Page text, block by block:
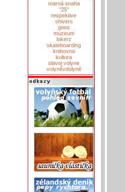
marná snaha
"25"
respektive
shivers
goos
muzeum
bikerz
skateboarding
knihovna
kultura
slavoj volyne
volyněvdolyně